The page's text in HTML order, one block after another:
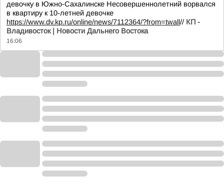
девочку в Южно-Сахалинске Несовершеннолетний ворвался
в квартиру к 10-летней девочке
https://www.dv.kp.ru/online/news/7112364/?from=twall// КП -
Владивосток | Новости Дальнего Востока
16:06